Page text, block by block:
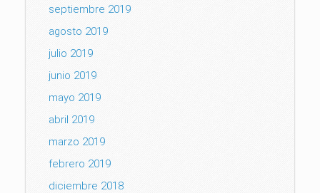
septiembre 2019
agosto 2019
julio 2019
junio 2019
mayo 2019
abril 2019
marzo 2019
febrero 2019
diciembre 2018